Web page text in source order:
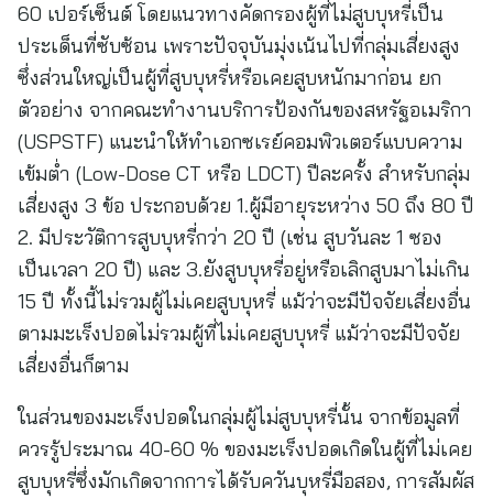
60 เปอร์เซ็นต์ โดยแนวทางคัดกรองผู้ที่ไม่สูบบุหรี่เป็น
ประเด็นที่ซับซ้อน เพราะปัจจุบันมุ่งเน้นไปที่กลุ่มเสี่ยงสูง
ซึ่งส่วนใหญ่เป็นผู้ที่สูบบุหรี่หรือเคยสูบหนักมาก่อน ยก
ตัวอย่าง จากคณะทำงานบริการป้องกันของสหรัฐอเมริกา
(USPSTF) แนะนำให้ทำเอกซเรย์คอมพิวเตอร์แบบความ
เข้มต่ำ (Low-Dose CT หรือ LDCT) ปีละครั้ง สำหรับกลุ่ม
เสี่ยงสูง 3 ข้อ ประกอบด้วย 1.ผู้มีอายุระหว่าง 50 ถึง 80 ปี
2. มีประวัติการสูบบุหรี่กว่า 20 ปี (เช่น สูบวันละ 1 ซอง
เป็นเวลา 20 ปี) และ 3.ยังสูบบุหรี่อยู่หรือเลิกสูบมาไม่เกิน
15 ปี ทั้งนี้ไม่รวมผู้ไม่เคยสูบบุหรี่ แม้ว่าจะมีปัจจัยเสี่ยงอื่น
ตามมะเร็งปอดไม่รวมผู้ที่ไม่เคยสูบบุหรี่ แม้ว่าจะมีปัจจัย
เสี่ยงอื่นก็ตาม
ในส่วนของมะเร็งปอดในกลุ่มผู้ไม่สูบบุหรี่นั้น จากข้อมูลที่
ควรรู้ประมาณ 40-60 % ของมะเร็งปอดเกิดในผู้ที่ไม่เคย
สูบบุหรี่ซึ่งมักเกิดจากการได้รับควันบุหรี่มือสอง, การสัมผัส